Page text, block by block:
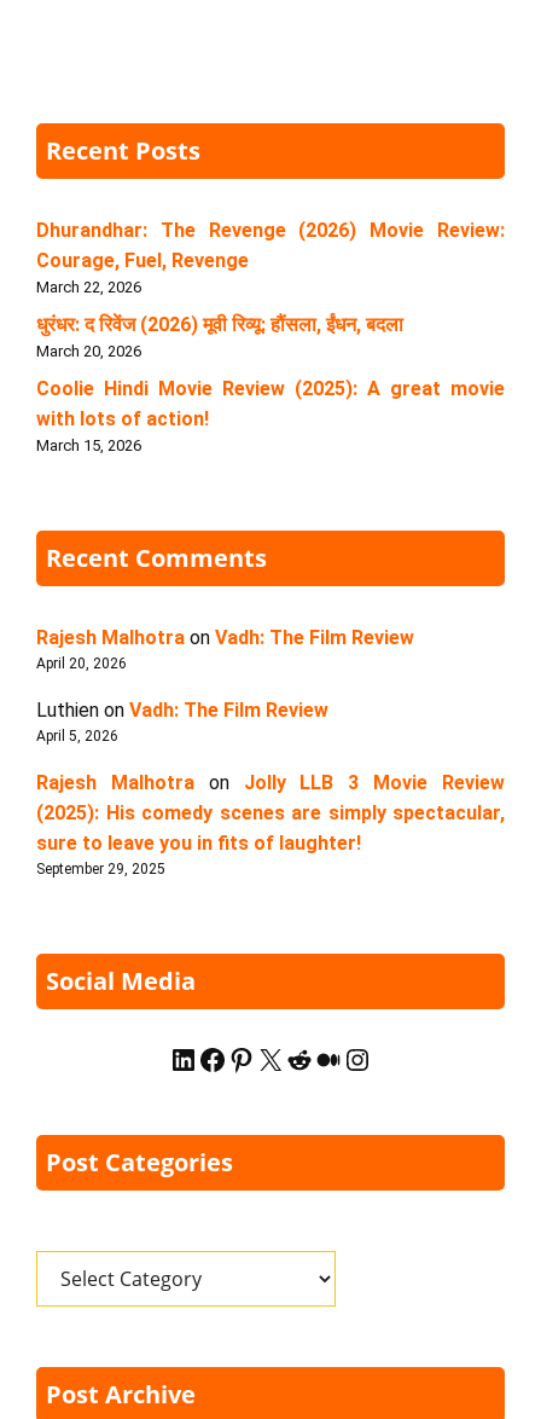
Recent Posts
Dhurandhar: The Revenge (2026) Movie Review:
Courage, Fuel, Revenge
March 22, 2026
धुरंधर: द रिवेंज (2026) मूवी रिव्यू: हौंसला, ईंधन, बदला
March 20, 2026
Coolie Hindi Movie Review (2025): A great movie
with lots of action!
March 15, 2026
Recent Comments
Rajesh Malhotra on Vadh: The Film Review
April 20, 2026
Luthien on Vadh: The Film Review
April 5, 2026
Rajesh Malhotraon Jolly LLB 3 Movie Review
(2025): His comedy scenes are simply spectacular,
sure to leave you in fits of laughter!
September 29, 2025
Social Media
LinkedIn
Facebook
Pinterest
X Reddit
Medium
Instagram
Post Categories
Post Archive